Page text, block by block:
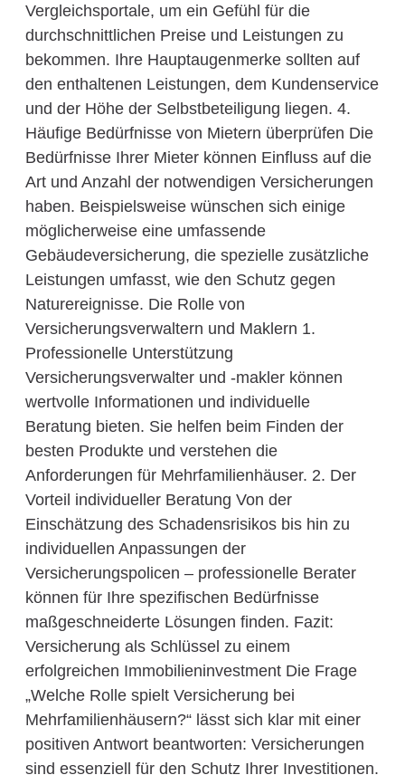
Vergleichsportale, um ein Gefühl für die
durchschnittlichen Preise und Leistungen zu
bekommen. Ihre Hauptaugenmerke sollten auf
den enthaltenen Leistungen, dem Kundenservice
und der Höhe der Selbstbeteiligung liegen. 4.
Häufige Bedürfnisse von Mietern überprüfen Die
Bedürfnisse Ihrer Mieter können Einfluss auf die
Art und Anzahl der notwendigen Versicherungen
haben. Beispielsweise wünschen sich einige
möglicherweise eine umfassende
Gebäudeversicherung, die spezielle zusätzliche
Leistungen umfasst, wie den Schutz gegen
Naturereignisse. Die Rolle von
Versicherungsverwaltern und Maklern 1.
Professionelle Unterstützung
Versicherungsverwalter und -makler können
wertvolle Informationen und individuelle
Beratung bieten. Sie helfen beim Finden der
besten Produkte und verstehen die
Anforderungen für Mehrfamilienhäuser. 2. Der
Vorteil individueller Beratung Von der
Einschätzung des Schadensrisikos bis hin zu
individuellen Anpassungen der
Versicherungspolicen – professionelle Berater
können für Ihre spezifischen Bedürfnisse
maßgeschneiderte Lösungen finden. Fazit:
Versicherung als Schlüssel zu einem
erfolgreichen Immobilieninvestment Die Frage
„Welche Rolle spielt Versicherung bei
Mehrfamilienhäusern?“ lässt sich klar mit einer
positiven Antwort beantworten: Versicherungen
sind essenziell für den Schutz Ihrer Investitionen.